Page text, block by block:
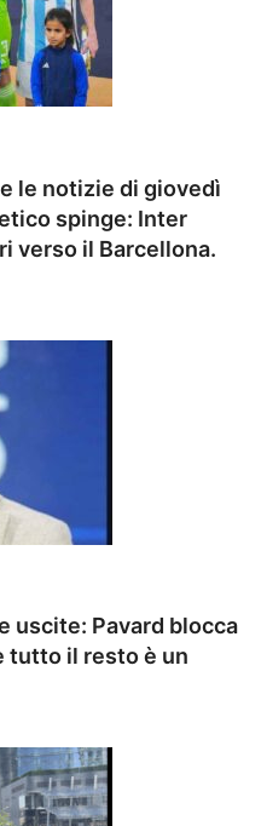
le notizie di giovedì
spinge: Inter
verso il Barcellona.
uscite: Pavard blocca
tutto il resto è un